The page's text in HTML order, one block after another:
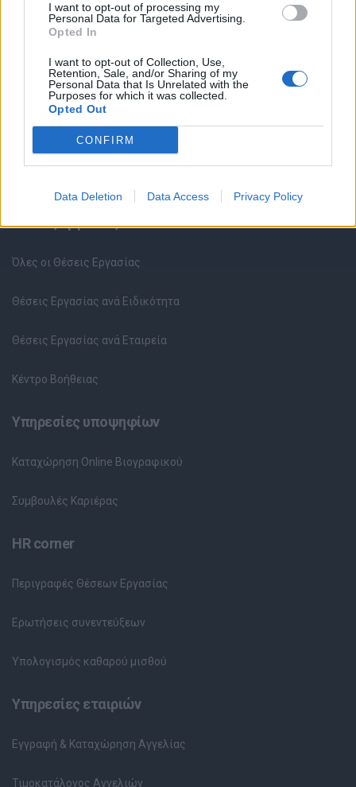
I want to opt-out of processing my
Personal Data for Targeted Advertising.
Opted In
I want to opt-out of Collection, Use,
Retention, Sale, and/or Sharing of my
Personal Data that Is Unrelated with the
Purposes for which it was collected.
Opted Out
CONFIRM
Data Deletion Data Access Privacy Policy
Θέσεις εργασίας
Όλες οι Θέσεις Εργασίας
Θέσεις Εργασίας ανά Ειδικότητα
Θέσεις Εργασίας ανά Εταιρεία
Κέντρο Βοήθειας
Υπηρεσίες υποψηφίων
Καταχώρηση Online Βιογραφικού
Συμβουλές Καριέρας
HR corner
Περιγραφές Θέσεων Εργασίας
Ερωτήσεις συνεντεύξεων
Υπολογισμός καθαρού μισθού
Υπηρεσίες εταιριών
Εγγραφή & Καταχώρηση Αγγελίας
Τιμοκατάλογος Αγγελιών